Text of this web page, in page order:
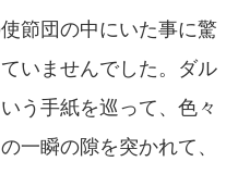
節団の中にいた事に驚
いませんでした。ダル
う手紙を巡って、色々
一瞬の隙を突かれて、